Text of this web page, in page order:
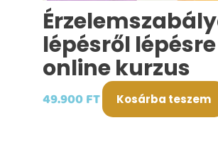
lépésről
online kurzus
49.900FT Kosárba teszem